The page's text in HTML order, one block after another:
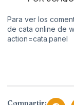
Para ver los
de cata online de
action=cata.panel
Compartir: